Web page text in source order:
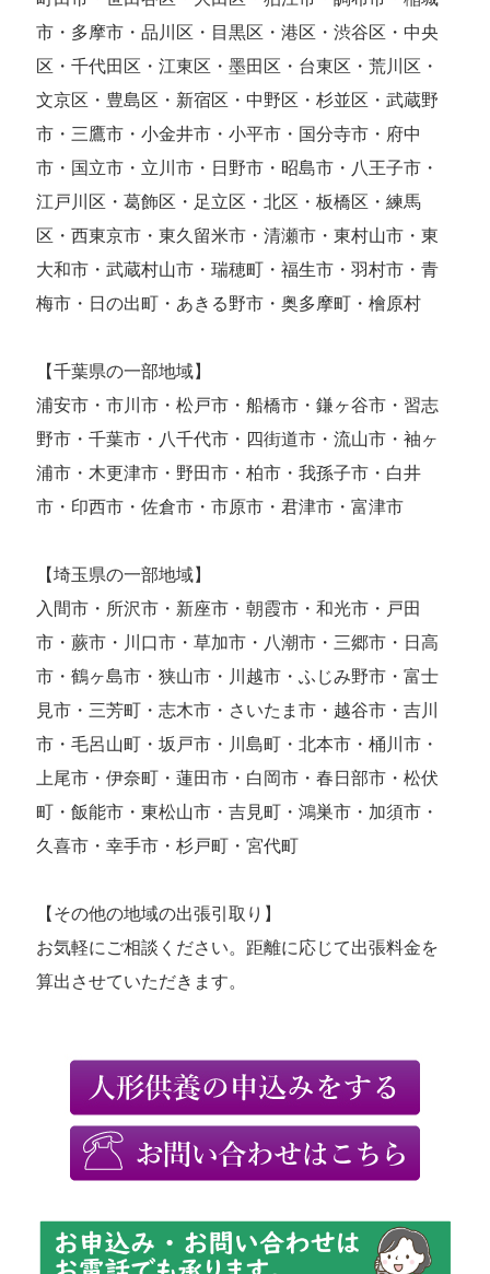
市・多摩市・品川区・目黒区・港区・渋谷区・中央
区・千代田区・江東区・墨田区・台東区・荒川区・
文京区・豊島区・新宿区・中野区・杉並区・武蔵野
市・三鷹市・小金井市・小平市・国分寺市・府中
市・国立市・立川市・日野市・昭島市・八王子市・
江戸川区・葛飾区・足立区・北区・板橋区・練馬
区・西東京市・東久留米市・清瀬市・東村山市・東
大和市・武蔵村山市・瑞穂町・福生市・羽村市・青
梅市・日の出町・あきる野市・奥多摩町・檜原村
【千葉県の一部地域】
浦安市・市川市・松戸市・船橋市・鎌ヶ谷市・習志
野市・千葉市・八千代市・四街道市・流山市・袖ヶ
浦市・木更津市・野田市・柏市・我孫子市・白井
市・印西市・佐倉市・市原市・君津市・富津市
【埼玉県の一部地域】
入間市・所沢市・新座市・朝霞市・和光市・戸田
市・蕨市・川口市・草加市・八潮市・三郷市・日高
市・鶴ヶ島市・狭山市・川越市・ふじみ野市・富士
見市・三芳町・志木市・さいたま市・越谷市・吉川
市・毛呂山町・坂戸市・川島町・北本市・桶川市・
上尾市・伊奈町・蓮田市・白岡市・春日部市・松伏
町・飯能市・東松山市・吉見町・鴻巣市・加須市・
久喜市・幸手市・杉戸町・宮代町
【その他の地域の出張引取り】
お気軽にご相談ください。距離に応じて出張料金を
算出させていただきます。